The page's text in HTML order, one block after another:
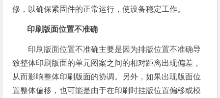
修，以确保紧固件的正常运行，使设备稳定工作。
印刷版面位置不准确
印刷版面位置不准确主要是因为排版位置不准确导
致整体印刷版面的单元图案之间的相对距离出现偏差，
从而影响整体印刷版面的协调。另外，如果出现版面位
置整体偏移，也可能是由于在印刷时挂版位置偏移或模